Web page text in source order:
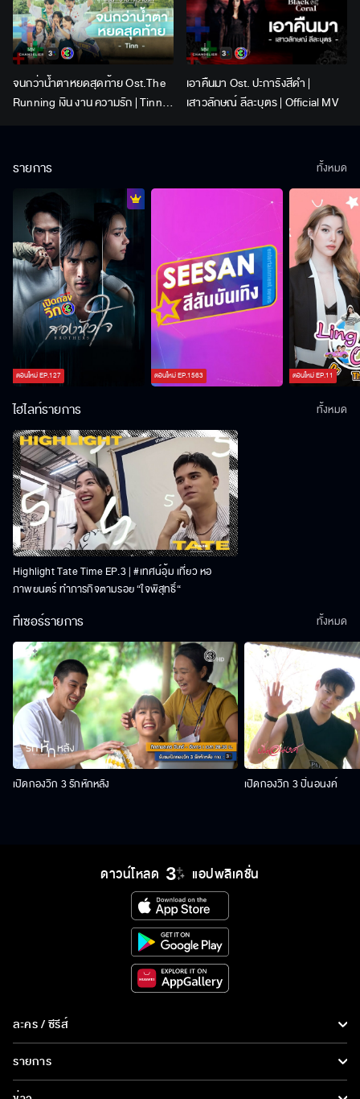
จนกว่าน้ำตาหยดสุดท้าย Ost.The
Running เงิน งาน ความรัก | Tinn |
เอาคืนมา Ost. ปะการังสีดำ |
เสาวลักษณ์ ลีละบุตร | Official MV
รายการ
ตอนใหม่EP.127 ตอนใหม่EP.1563 ตอนใหม่EP.11
ทั้งหมด
ไฮไลท์รายการ
Highlight Tate Time EP.3 | #เทศน์อุ้ม เที่ยว หอ
ภาพยนตร์ ทำภารกิจตามรอย “ใจพิสุทธิ์“
ทั้งหมด
ทีเซอร์รายการ
เปิดกองวิก 3 รักหักหลัง เปิดกองวิก 3 ปิ่นอนงค์
ทั้งหมด
ดาวน์โหลด แอปพลิเคชั่น
ละคร / ซีรีส์
ละคร/ซีรีส์
ซีรีส์นานาชาติ
รายการ
รายการทั้งหมด